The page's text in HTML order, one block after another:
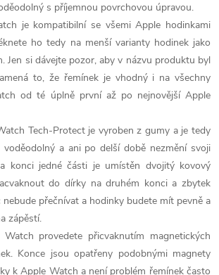
s příjemnou povrchovou úpravou.
je kompatibilní se všemi Apple hodinkami
ho tedy na menší varianty hodinek jako
Jen si dávejte pozor, aby v názvu produktu byl
to, že řemínek je vhodný i na všechny
od té úplně první až po nejnovější Apple
Tech-Protect je vyroben z gumy a je tedy
voděodolný a ani po delší době nezmění svoji
konci jedné části je umístěn dvojitý kovový
do dírky na druhém konci a zbytek
přečnívat a hodinky budete mít pevně a
zápěstí.
provedete přicvaknutím magnetických
Konce jsou opatřeny podobnými magnety
k Apple Watch a není problém řemínek často